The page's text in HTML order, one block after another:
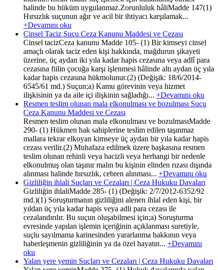
halinde bu hüküm uygulanmaz.Zorunluluk hâliMadde 147(1)
Hırsızlık suçunun ağır ve acil bir ihtiyacı karşılamak...
+Devamını oku
Cinsel Taciz Suçu Ceza Kanunu Maddesi ve Cezası
Cinsel tacizCeza kanunu Madde 105- (1) Bir kimseyi cinsel
amaçlı olarak taciz eden kişi hakkında, mağdurun şikayeti
üzerine, üç aydan iki yıla kadar hapis cezasına veya adlî para
cezasına fiilin çocuğa karşı işlenmesi hâlinde altı aydan üç yıla
kadar hapis cezasına hükmolunur.(2) (Değişik: 18/6/2014-
6545/61 md.) Suçun;a) Kamu görevinin veya hizmet
ilişkisinin ya da aile içi ilişkinin sağladığı... +Devamını oku
Resmen teslim olunan mala elkonulması ve bozulması Suçu
Ceza Kanunu Maddesi ve Cezası
Resmen teslim olunan mala elkonulması ve bozulmasıMadde
290- (1) Hükmen hak sahiplerine teslim edilen taşınmaz
mallara tekrar elkoyan kimseye üç aydan bir yıla kadar hapis
cezası verilir.(2) Muhafaza edilmek üzere başkasına resmen
teslim olunan rehinli veya hacizli veya herhangi bir nedenle
elkonulmuş olan taşınır malın bu kişinin elinden rızası dışında
alınması halinde hırsızlık, cebren alınması... +Devamını oku
Gizliliğin ihlali Suçları ve Cezaları | Ceza Hukuku Davaları
Gizliliğin ihlaliMadde 285- (1) (Değişik: 2/7/2012-6352/92
md.)(1) Soruşturmanın gizliliğini alenen ihlal eden kişi, bir
yıldan üç yıla kadar hapis veya adli para cezası ile
cezalandırılır. Bu suçun oluşabilmesi için;a) Soruşturma
evresinde yapılan işlemin içeriğinin açıklanması suretiyle,
suçlu sayılmama karinesinden yararlanma hakkının veya
haberleşmenin gizliliğinin ya da özel hayatın... +Devamını
oku
Yalan yere yemin Suçları ve Cezaları | Ceza Hukuku Davaları